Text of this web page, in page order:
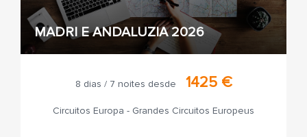
MADRI E ANDALUZIA 2026
8 dias / 7 noites desde 1425 €
Circuitos Europa - Grandes Circuitos Europeus